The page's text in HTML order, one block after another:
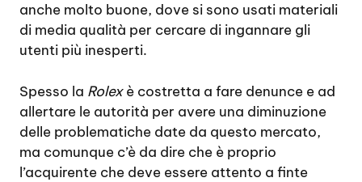
anche molto buone, dove si sono usati materiali
di media qualità per cercare di ingannare gli
utenti più inesperti.
Spesso la Rolexè costretta a fare denunce e ad
allertare le autorità per avere una diminuzione
delle problematiche date da questo mercato,
ma comunque c’è da dire che è proprio
l’acquirente che deve essere attento a finte